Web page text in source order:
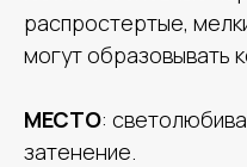
распростертые,
могут образовывать
МЕСТО:
затенение.